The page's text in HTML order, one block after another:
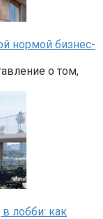
нормой бизнес-
о том,
лобби: как